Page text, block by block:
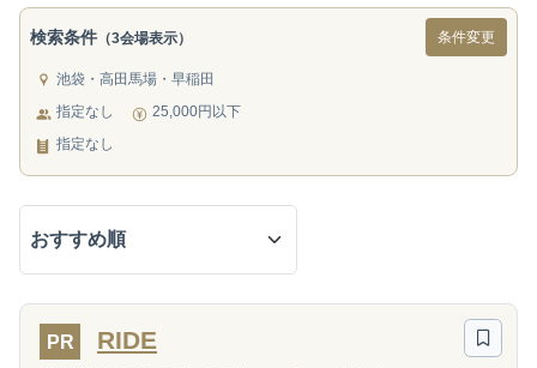
検索条件 （3会場表示） 条件変更
池袋・高田馬場・早稲田
指定なし
25,000円以下
指定なし
PR RIDE